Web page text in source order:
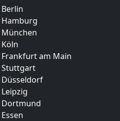
Hamburg
München
Frankfurt am Main
Stuttgart
Düsseldorf
Dortmund